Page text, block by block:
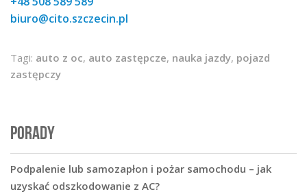
biuro@cito.szczecin.pl
Tagi: auto z oc, auto zastępcze, nauka jazdy, pojazd
zastępczy
PORADY
Podpalenie lub samozapłon i pożar samochodu – jak
uzyskać odszkodowanie z AC?